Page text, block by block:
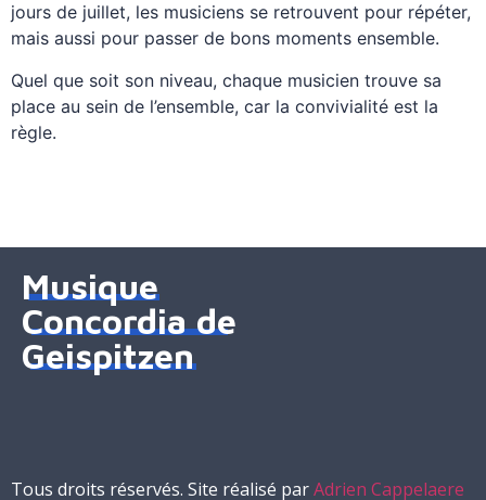
jours de juillet, les musiciens se retrouvent pour répéter,
mais aussi pour passer de bons moments ensemble.
Quel que soit son niveau, chaque musicien trouve sa
place au sein de l’ensemble, car la convivialité est la
règle.
Musique
Concordia de
Geispitzen
Tous droits réservés. Site réalisé parAdrien Cappelaere